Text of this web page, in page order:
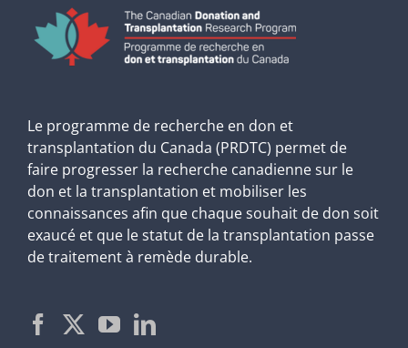
Le programme de recherche en don et
transplantation du Canada (PRDTC) permet de
faire progresser la recherche canadienne sur le
don et la transplantation et mobiliser les
connaissances afin que chaque souhait de don soit
exaucé et que le statut de la transplantation passe
de traitement à remède durable.